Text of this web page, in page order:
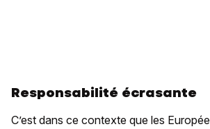
Responsabilité écrasante
C’est dans ce contexte que les